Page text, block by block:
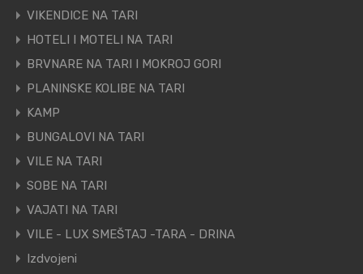
VIKENDICE NA TARI
HOTELI I MOTELI NA TARI
BRVNARE NA TARI I MOKROJ GORI
PLANINSKE KOLIBE NA TARI
KAMP
BUNGALOVI NA TARI
VILE NA TARI
SOBE NA TARI
VAJATI NA TARI
VILE - LUX SMEŠTAJ -TARA - DRINA
Izdvojeni